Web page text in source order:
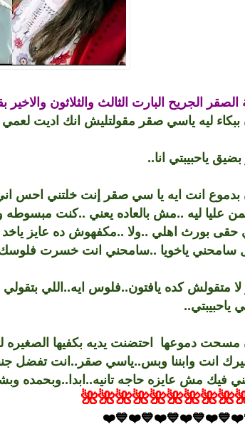
الصقر الجريح البارت الثالث والثلاثون
ببكاء ليه ياسي صقر مقولتليش انك اديت
ياحبيبتي انا..
بدموع انت ايه يا سي صقر إنت خلتني احس
عليا ليه ..مش بالعاده يعني ..كنت مبسوطه
حقى بورث اهلي ..ولا ..مكفهوش ده عايز
سامحني ياخويا ..سامحني انت خسرت
متقولش كده يافتون..فلوس ايه..اللي
ياحبيبتي..
مسحت دموعها احتضنت يديه بكفيها
انت وابننا وبس..ياسي صقر..انت تفضل جنبي
فيك مش عايزه حاجه تانيه..ابدا..وبحمده